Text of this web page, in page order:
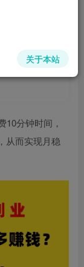
，点击以下
程 - 狂人资源
10分钟时间，
从而实现月稳
关于本站